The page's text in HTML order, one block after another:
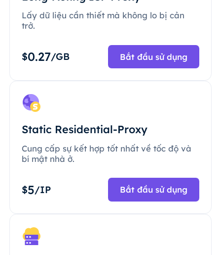
Lấy dữ liệu cần thiết mà không lo bị cản
trở.
$0.27/GB Bắt đầu sử dụng
Static Residential-Proxy
Cung cấp sự kết hợp tốt nhất về tốc độ và
bí mật nhà ở.
$5/IP Bắt đầu sử dụng